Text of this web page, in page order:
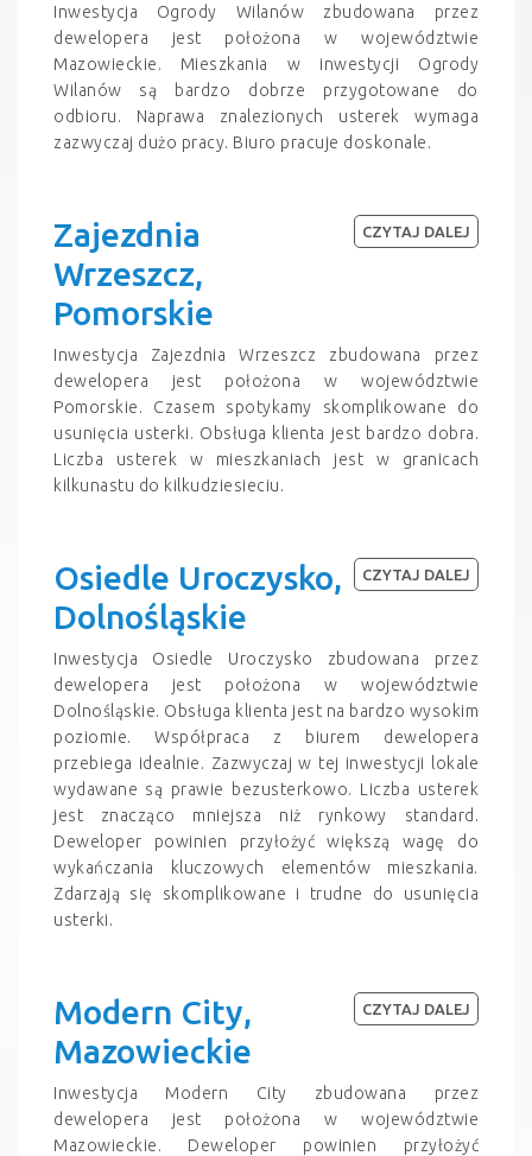
Inwestycja Ogrody Wilanów zbudowana przez
dewelopera jest położona w województwie
Mazowieckie. Mieszkania w inwestycji Ogrody
Wilanów są bardzo dobrze przygotowane do
odbioru. Naprawa znalezionych usterek wymaga
zazwyczaj dużo pracy. Biuro pracuje doskonale.
Zajezdnia
Wrzeszcz,
Pomorskie
Inwestycja Zajezdnia Wrzeszcz zbudowana przez
dewelopera jest położona w województwie
Pomorskie. Czasem spotykamy skomplikowane do
usunięcia usterki. Obsługa klienta jest bardzo dobra.
Liczba usterek w mieszkaniach jest w granicach
kilkunastu do kilkudziesieciu.
CZYTAJ DALEJ
Osiedle Uroczysko,
Dolnośląskie
Inwestycja Osiedle Uroczysko zbudowana przez
dewelopera jest położona w województwie
Dolnośląskie. Obsługa klienta jest na bardzo wysokim
poziomie. Współpraca z biurem dewelopera
przebiega idealnie. Zazwyczaj w tej inwestycji lokale
wydawane są prawie bezusterkowo. Liczba usterek
jest znacząco mniejsza niż rynkowy standard.
Deweloper powinien przyłożyć większą wagę do
wykańczania kluczowych elementów mieszkania.
Zdarzają się skomplikowane i trudne do usunięcia
usterki.
CZYTAJ DALEJ
Modern City,
Mazowieckie
Inwestycja Modern City zbudowana przez
dewelopera jest położona w województwie
Mazowieckie. Deweloper powinien przyłożyć
CZYTAJ DALEJ